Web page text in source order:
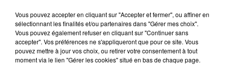
4 août 2026
Tiny Desk invite Charlie Puth pour une
live session solaire
Vous pouvez accepter en cliquant sur "Accepter et fermer", ou affiner en
sélectionnant les finalités et/ou partenaires dans "Gérer mes choix".
Vous pouvez également refuser en cliquant sur "Continuer sans
accepter". Vos préférences ne s'appliqueront que pour ce site. Vous
pouvez mettre à jour vos choix, ou retirer votre consentement à tout
moment via le lien "Gérer les cookies" situé en bas de chaque page.